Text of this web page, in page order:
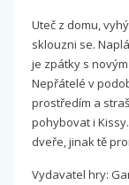
Uteč z domu,
sklouzni se.
je zpátky s
Nepřátelé v
prostředím a
pohybovat i
dveře, jinak tě
Vydavatel hry: